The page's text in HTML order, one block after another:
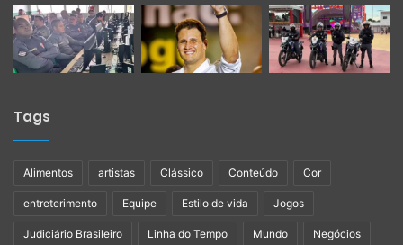
Tags
Alimentos artistas Clássico Conteúdo Cor
entreterimento Equipe Estilo de vida Jogos
Judiciário Brasileiro Linha do Tempo Mundo Negócios